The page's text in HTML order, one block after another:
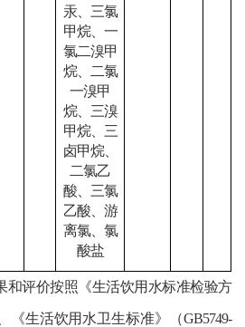
汞、三氯
甲烷、一
氯二溴甲
烷、二氯
一溴甲
烷、三溴
甲烷、三
卤甲烷、
二氯乙
酸、三氯
乙酸、游
离氯、氯
酸盐
和评价按照《生活饮用水标准检验方
、《生活饮用水卫生标准》（GB5749-